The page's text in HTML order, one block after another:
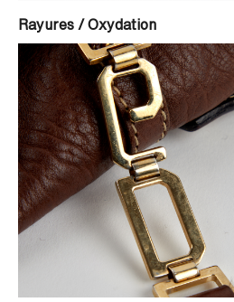
Rayures / Oxydation